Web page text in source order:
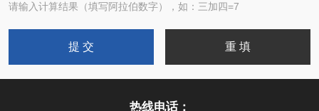
请输入计算结果（填写阿拉伯数字），如：三加四=7
热线电话：